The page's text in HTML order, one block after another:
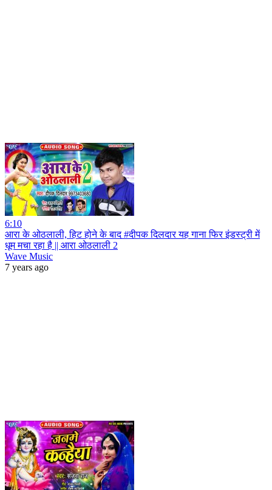
6:10
आरा के ओठलाली, हिट होने के बाद #दीपक दिलदार यह गाना फिर इंडस्ट्री में
धूम मचा रहा है || आरा ओठलाली 2
Wave Music
7 years ago